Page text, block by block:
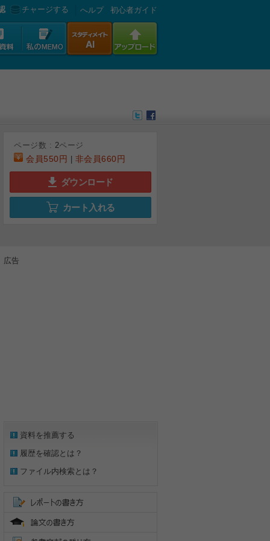
チャージする へルプ 初心者ガイド
ページ数 : 2ページ
会員550円 非会員660円
ダウンロード
カート入れる
広告
資料を推薦する
履歴を確認とは？
ファイル内検索とは？